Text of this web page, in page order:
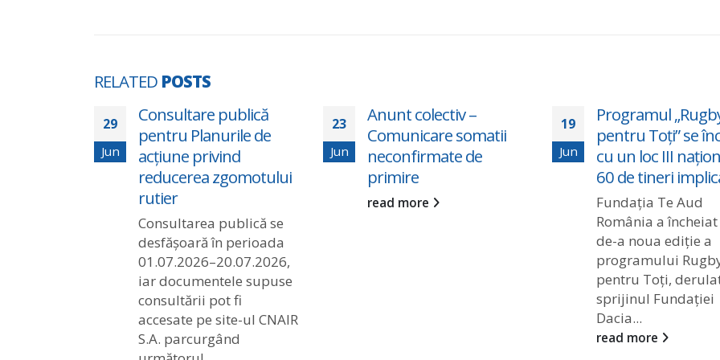
RELATED POSTS
29
Jun
Consultare publică
pentru Planurile de
acțiune privind
reducerea zgomotului
rutier
Consultarea publică se
desfășoară în perioada
01.07.2026–20.07.2026,
iar documentele supuse
consultării pot fi
accesate pe site-ul CNAIR
S.A. parcurgând
23
Jun
Anunt colectiv –
Comunicare somatii
neconfirmate de
primire
read more
19
Jun
Programul
pentru Toți” se
cu un loc III
60 de tineri
Fundația Te Aud
România a încheiat
de-a noua ediție a
programului
pentru Toți,
sprijinul Fundației
Dacia...
read more